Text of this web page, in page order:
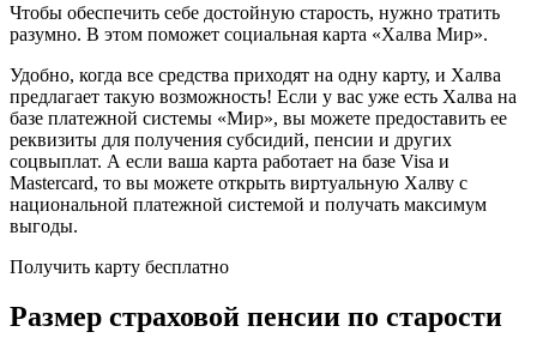
Чтобы обеспечить себе достойную старость, нужно тратить
разумно. В этом поможет социальная карта «Халва Мир».
Удобно, когда все средства приходят на одну карту, и Халва
предлагает такую возможность! Если у вас уже есть Халва на
базе платежной системы «Мир», вы можете предоставить ее
реквизиты для получения субсидий, пенсии и других
соцвыплат. А если ваша карта работает на базе Visa и
Mastercard, то вы можете открыть виртуальную Халву с
национальной платежной системой и получать максимум
выгоды.
Получить карту бесплатно
Размер страховой пенсии по старости